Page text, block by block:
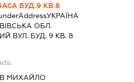
БУД.9 КВ.8
УКРАЇНА
ОБЛ.
ВУЛ. БУД. 9 КВ. 8
МИХАЙЛО